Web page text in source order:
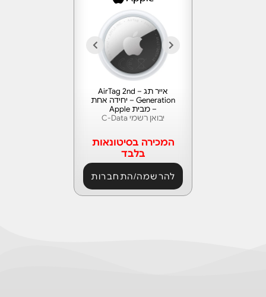
יבואן רשמי C-Data
אייר תג – AirTag 2nd
Generation – יחידה אחת
– מבית Apple
המכירה בסיטונאות
בלבד
להרשמה/התחברות